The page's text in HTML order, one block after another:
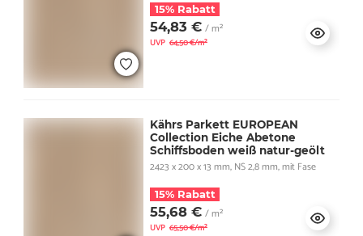
15% Rabatt
54,83 € / m²
UVP 64,50 €/m²
Kährs Parkett EUROPEAN
Collection Eiche Abetone
Schiffsboden weiß natur-geölt
2423 x 200 x 13 mm, NS 2,8 mm, mit Fase
15% Rabatt
55,68 € / m²
UVP 65,50 €/m²